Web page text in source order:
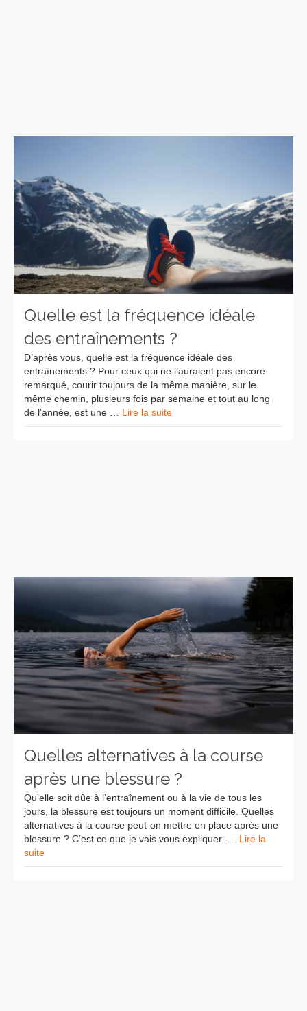
Quelle est la fréquence idéale
des entraînements ?
D’après vous, quelle est la fréquence idéale des
entraînements ? Pour ceux qui ne l’auraient pas encore
remarqué, courir toujours de la même manière, sur le
même chemin, plusieurs fois par semaine et tout au long
de l’année, est une … Lire la suite
Quelles alternatives à la course
après une blessure ?
Qu’elle soit dûe à l’entraînement ou à la vie de tous les
jours, la blessure est toujours un moment difficile. Quelles
alternatives à la course peut-on mettre en place après une
blessure ? C’est ce que je vais vous expliquer. … Lire la
suite